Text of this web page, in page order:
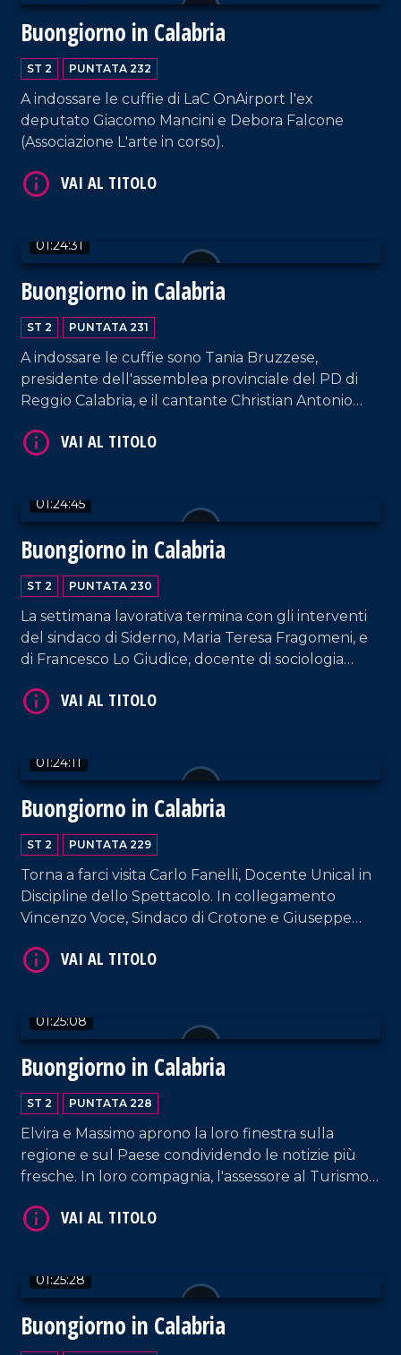
Buongiorno in Calabria
ST 2 PUNTATA 232
A indossare le cuffie di LaC OnAirport l'ex
deputato Giacomo Mancini e Debora Falcone
(Associazione L'arte in corso).
01:24:31
Buongiorno in Calabria
ST 2 PUNTATA 231
A indossare le cuffie sono Tania Bruzzese,
presidente dell'assemblea provinciale del PD di
Reggio Calabria, e il cantante Christian Antonio
01:24:45
Buongiorno in Calabria
ST 2 PUNTATA 230
La settimana lavorativa termina con gli interventi
del sindaco di Siderno, Maria Teresa Fragomeni, e
di Francesco Lo Giudice, docente di sociologia
01:24:11
Buongiorno in Calabria
ST 2 PUNTATA 229
Torna a farci visita Carlo Fanelli, Docente Unical in
Discipline dello Spettacolo. In collegamento
Vincenzo Voce, Sindaco di Crotone e Giuseppe
Show Dance Academy.
01:25:08
Buongiorno in Calabria
ST 2 PUNTATA 228
Elvira e Massimo aprono la loro finestra sulla
regione e sul Paese condividendo le notizie più
fresche. In loro compagnia, l'assessore al Turismo
Ferrara.
01:25:28
Buongiorno in Calabria
VAI AL TITOLO
VAI AL TITOLO
VAI AL TITOLO
VAI AL TITOLO
VAI AL TITOLO